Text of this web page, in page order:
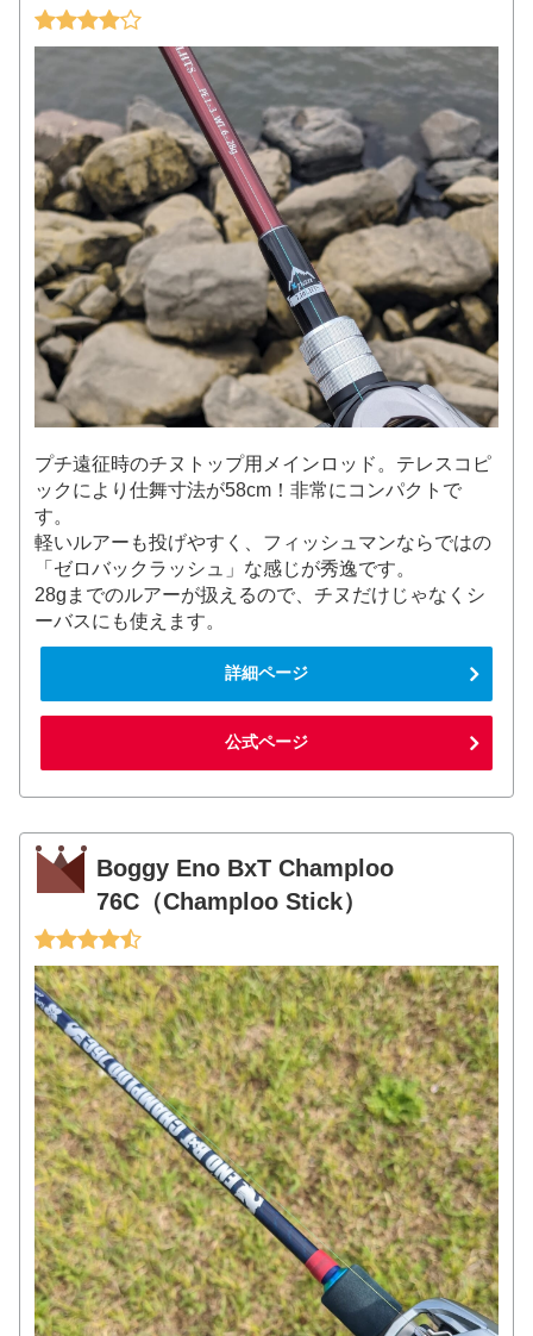
プチ遠征時のチヌトップ用メインロッド。テレスコピ
ックにより仕舞寸法が58cm！非常にコンパクトで
す。
軽いルアーも投げやすく、フィッシュマンならではの
「ゼロバックラッシュ」な感じが秀逸です。
28gまでのルアーが扱えるので、チヌだけじゃなくシ
ーバスにも使えます。
詳細ページ
公式ページ
Boggy Eno BxT Champloo
76C（Champloo Stick）